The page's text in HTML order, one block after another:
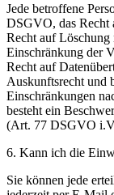
Jede betroffene
DSGVO, das Recht
Recht auf
Einschränkung der
Recht auf
Auskunftsrecht und
Einschränkungen
besteht ein
(Art. 77 DSGVO
6. Kann ich die
Sie können jede